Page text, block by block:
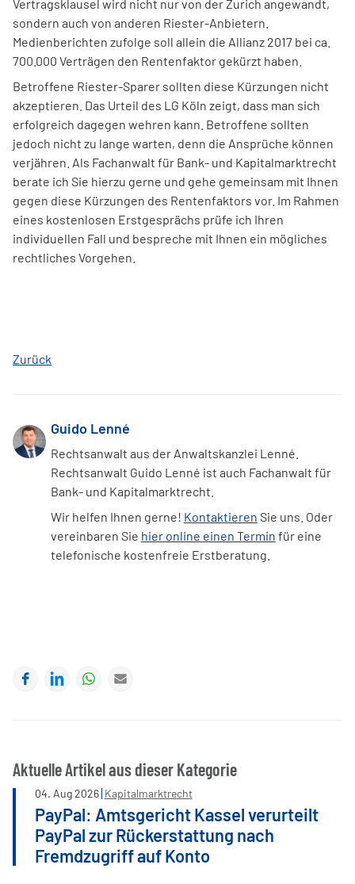
Vertragsklausel wird nicht nur von der Zurich angewandt,
sondern auch von anderen Riester-Anbietern.
Medienberichten zufolge soll allein die Allianz 2017 bei ca.
700.000 Verträgen den Rentenfaktor gekürzt haben.
Betroffene Riester-Sparer sollten diese Kürzungen nicht
akzeptieren. Das Urteil des LG Köln zeigt, dass man sich
erfolgreich dagegen wehren kann. Betroffene sollten
jedoch nicht zu lange warten, denn die Ansprüche können
verjähren. Als Fachanwalt für Bank- und Kapitalmarktrecht
berate ich Sie hierzu gerne und gehe gemeinsam mit Ihnen
gegen diese Kürzungen des Rentenfaktors vor. Im Rahmen
eines kostenlosen Erstgesprächs prüfe ich Ihren
individuellen Fall und bespreche mit Ihnen ein mögliches
rechtliches Vorgehen.
Zurück
Guido Lenné
Rechtsanwalt aus der Anwaltskanzlei Lenné.
Rechtsanwalt Guido Lenné ist auch Fachanwalt für
Bank- und Kapitalmarktrecht.
Wir helfen Ihnen gerne! Kontaktieren Sie uns. Oder
vereinbaren Sie hier online einen Termin für eine
telefonische kostenfreie Erstberatung.
FacebookLinkedInWhatsApp
Aktuelle Artikel aus dieser Kategorie
04. Aug2026 Kapitalmarktrecht
PayPal: Amtsgericht Kassel verurteilt
PayPal zur Rückerstattung nach
Fremdzugriff auf Konto